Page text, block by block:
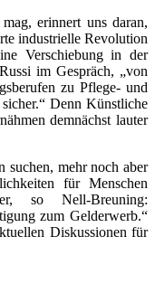
erinnert uns daran,
industrielle Revolution
Verschiebung in der
im Gespräch, „von
zu Pflege- und
Denn Künstliche
demnächst lauter
suchen, mehr noch aber
für Menschen
so Nell-Breuning:
zum Gelderwerb.“
Diskussionen für